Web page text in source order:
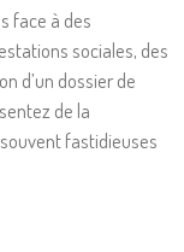
face à des
sociales, des
d’un dossier de
de la
fastidieuses